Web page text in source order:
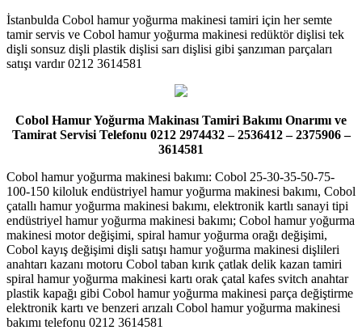
İstanbulda Cobol hamur yoğurma makinesi tamiri için her semte
tamir servis ve Cobol hamur yoğurma makinesi redüktör dişlisi tek
dişli sonsuz dişli plastik dişlisi sarı dişlisi gibi şanzıman parçaları
satışı vardır 0212 3614581
Cobol Hamur Yoğurma Makinası Tamiri Bakımı Onarımı ve
Tamirat Servisi Telefonu 0212 2974432 – 2536412 – 2375906 –
3614581
Cobol hamur yoğurma makinesi bakımı: Cobol 25-30-35-50-75-
100-150 kiloluk endüstriyel hamur yoğurma makinesi bakımı, Cobol
çatallı hamur yoğurma makinesi bakımı, elektronik kartlı sanayi tipi
endüstriyel hamur yoğurma makinesi bakımı; Cobol hamur yoğurma
makinesi motor değişimi, spiral hamur yoğurma orağı değişimi,
Cobol kayış değişimi dişli satışı hamur yoğurma makinesi dişlileri
anahtarı kazanı motoru Cobol taban kırık çatlak delik kazan tamiri
spiral hamur yoğurma makinesi kartı orak çatal kafes svitch anahtar
plastik kapağı gibi Cobol hamur yoğurma makinesi parça değiştirme
elektronik kartı ve benzeri arızalı Cobol hamur yoğurma makinesi
bakımı telefonu 0212 3614581